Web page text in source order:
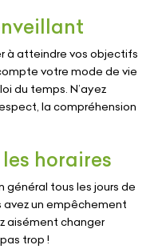
à atteindre vos objectifs
votre mode de vie
du temps. N’ayez
la compréhension
horaires
général tous les jours de
avez un empêchement
aisément changer
trop !